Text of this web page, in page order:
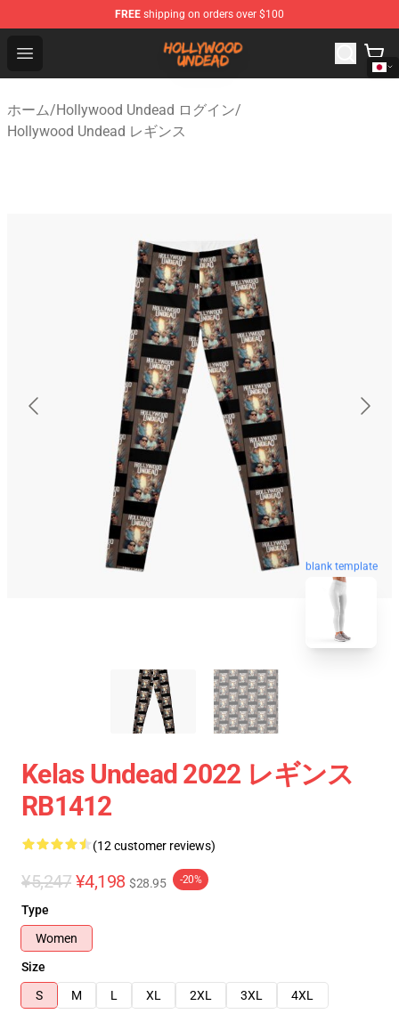
FREE shipping on orders over $100
Open menu
Hollywood Undead Shop - Official Hollywood Undead
ホーム/Hollywood Undead ログイン/
Hollywood Undead レギンス
blank template
Kelas Undead 2022 レギンス
RB1412
(12 customer reviews)
¥5,247 ¥4,198 $28.95 -20%
Type
Women
Size
S
M L XL 2XL 3XL 4XL